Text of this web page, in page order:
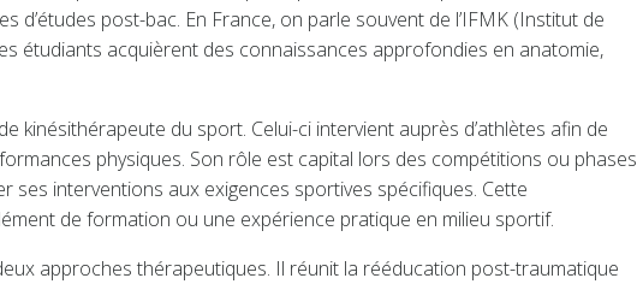
d’études post-bac. En France, on parle souvent de l’IFMK (Institut de
étudiants acquièrent des connaissances approfondies en anatomie,
kinésithérapeute du sport. Celui-ci intervient auprès d’athlètes afin de
physiques. Son rôle est capital lors des compétitions ou phases
ses interventions aux exigences sportives spécifiques. Cette
de formation ou une expérience pratique en milieu sportif.
approches thérapeutiques. Il réunit la rééducation post-traumatique